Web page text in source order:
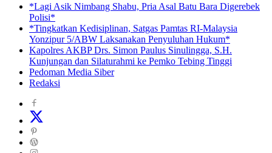
*Lagi Asik Nimbang Shabu, Pria Asal Batu Bara Digerebek
Polisi*
*Tingkatkan Kedisiplinan, Satgas Pamtas RI-Malaysia
Yonzipur 5/ABW Laksanakan Penyuluhan Hukum*
Kapolres AKBP Drs. Simon Paulus Sinulingga, S.H.
Kunjungan dan Silaturahmi ke Pemko Tebing Tinggi
Pedoman Media Siber
Redaksi